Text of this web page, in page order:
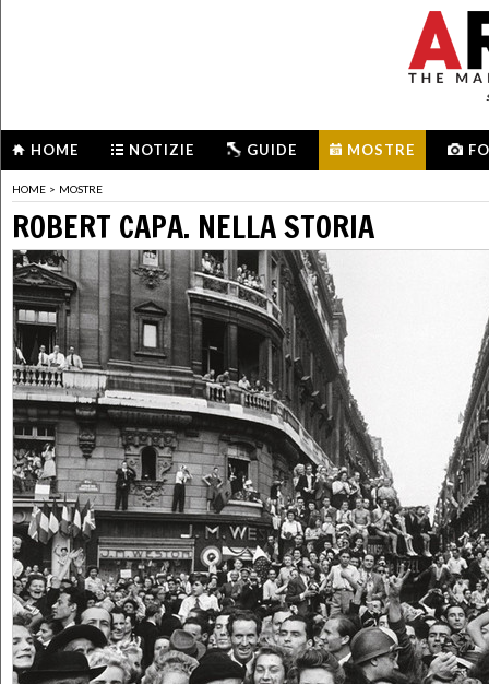
HOME NOTIZIE GUIDE MOSTRE
HOME > MOSTRE
ROBERT CAPA. NELLA STORIA